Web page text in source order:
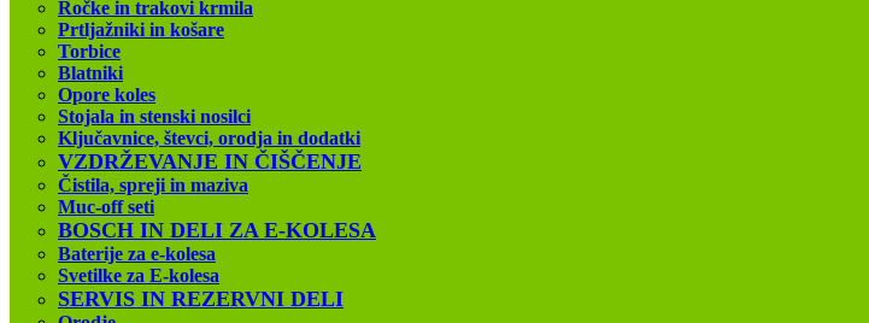
Ročke in trakovi krmila
Prtljažniki in košare
Torbice
Blatniki
Opore koles
Stojala in stenski nosilci
Ključavnice, števci, orodja in dodatki
VZDRŽEVANJE IN ČIŠČENJE
Čistila, spreji in maziva
Muc-off seti
BOSCH IN DELI ZA E-KOLESA
Baterije za e-kolesa
Svetilke za E-kolesa
SERVIS IN REZERVNI DELI